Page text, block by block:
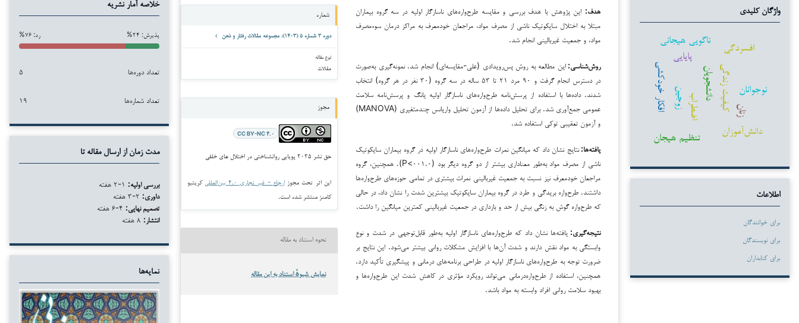
واژگان کلیدی
اضطراب
دانشجویانکیفیت زندگی نوجوانان
افسردگی
دانش‌آموزان
زنان
تنظیم هیجان
ناگویی هیجانی
زوجین افکار خودکشی
پایایی
اطلاعات
برای خوانندگان
برای نویسندگان
برای کتابداران
هدف: این پژوهش با هدف بررسی و مقایسه طرح‌واره‌های ناسازگار اولیه در سه گروه بیماران
مبتلا به اختلال سایکوتیک ناشی از مصرف مواد، مراجعان خودمعرف به مراکز درمان سوءمصرف
مواد، و جمعیت غیربالینی انجام شد.
روش‌شناسی: این مطالعه به روش پس‌رویدادی (علی-مقایسه‌ای) انجام شد. نمونه‌گیری به‌صورت
در دسترس انجام گرفت و ۹۰ مرد ۲۱ تا ۵۳ ساله در سه گروه (۳۰ نفر در هر گروه) انتخاب
شدند. داده‌ها با استفاده از پرسش‌نامه طرح‌واره‌های ناسازگار اولیه یانگ و پرسش‌نامه سلامت
عمومی جمع‌آوری شد. برای تحلیل داده‌ها از آزمون تحلیل واریانس چندمتغیری (MANOVA)
و آزمون تعقیبی توکی استفاده شد.
یافته‌ها: نتایج نشان داد که میانگین نمرات طرح‌واره‌های ناسازگار اولیه در گروه بیماران سایکوتیک
ناشی از مصرف مواد به‌طور معناداری بیشتر از دو گروه دیگر بود (۰۰۱.۰>P). همچنین، گروه
مراجعان خودمعرف نیز نسبت به جمعیت غیربالینی نمرات بیشتری در تمامی حوزه‌های طرح‌واره‌ها
داشتند. طرح‌واره بریدگی و طرد در گروه بیماران سایکوتیک بیشترین شدت را نشان داد، در حالی
که طرح‌واره گوش به زنگی بیش از حد و بازداری در جمعیت غیربالینی کمترین میانگین را داشت.
نتیجه‌گیری: یافته‌ها نشان داد که طرح‌واره‌های ناسازگار اولیه به‌طور قابل‌توجهی در شدت و نوع
وابستگی به مواد نقش دارند و شدت آن‌ها با افزایش مشکلات روانی بیشتر می‌شود. این نتایج بر
ضرورت توجه به طرح‌واره‌های ناسازگار اولیه در طراحی برنامه‌های درمانی و پیشگیری تأکید دارد.
همچنین، استفاده از طرح‌واره‌درمانی می‌تواند رویکرد مؤثری در کاهش شدت این طرح‌واره‌ها و
بهبود سلامت روانی افراد وابسته به مواد باشد.
شماره
دوره ۳ شماره ۵ (۱۴۰۳): مجموعه مقالات رفتار و ذهن
نوع مقاله
مقالات
مجوز
CC BY-NC ۴.۰
حق نشر ۲۰۲۵ پویایی روانشناختی در اختلال های خلقی
این اثر تحت مجوزارجاع - غیر تجاری ۴.۰ بین‌المللی
کریتیو
کامنز منتشر شده است.
نحوه استناد به مقاله
نمایش شیوهٔ استناد به این مقاله
خلاصه آمار نشریه
پذیرش: ۲۴% رد: ۷۶%
تعداد دوره‌ها ۵
تعداد شماره‌ها ۱۹
مدت زمان از ارسال مقاله تا
بررسی اولیه:
داوری:
تصمیم نهایی:
انتشار:
نمایه‌ها